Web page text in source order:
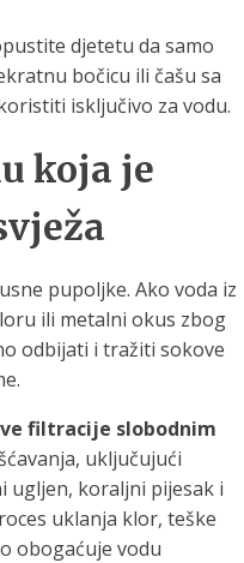
djetetu da samo
bočicu ili čašu sa
isključivo za vodu.
koja je
pupoljke. Ako voda iz
ili metalni okus zbog
odbijati i tražiti sokove
filtracije slobodnim
uključujući
koraljni pijesak i
uklanja klor, teške
obogaćuje vodu